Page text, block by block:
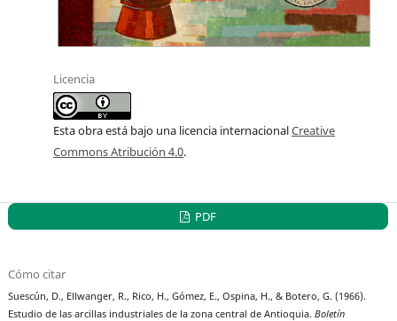
Licencia
Esta obra está bajo una licencia internacionalCreative
Commons Atribución 4.0.
PDF
Cómo citar
Suescún, D., Ellwanger, R., Rico, H., Gómez, E., Ospina, H., & Botero, G. (1966).
Estudio de las arcillas industriales de la zona central de Antioquia.Boletín